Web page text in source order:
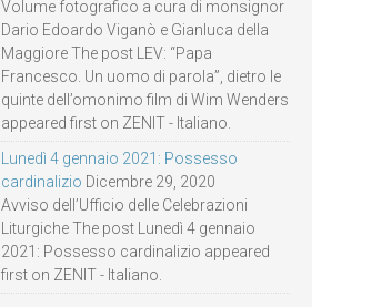
Volume fotografico a cura di monsignor
Dario Edoardo Viganò e Gianluca della
Maggiore The post LEV: “Papa
Francesco. Un uomo di parola”, dietro le
quinte dell’omonimo film di Wim Wenders
appeared first on ZENIT - Italiano.
Lunedì 4 gennaio 2021: Possesso
cardinalizio Dicembre 29, 2020
Avviso dell’Ufficio delle Celebrazioni
Liturgiche The post Lunedì 4 gennaio
2021: Possesso cardinalizio appeared
first on ZENIT - Italiano.